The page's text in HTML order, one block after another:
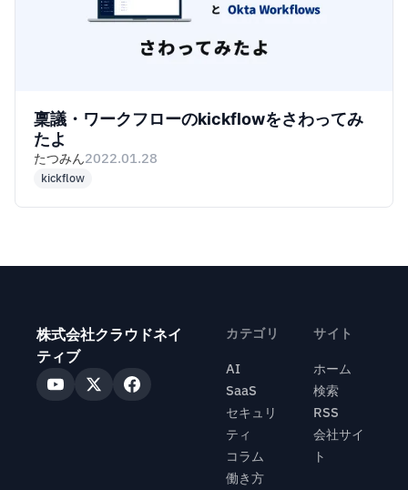
稟議・ワークフローのkickflowをさわってみ
たよ
たつみん2022.01.28
kickflow
株式会社クラウドネイ
ティブ
カテゴリ
AI
SaaS
セキュリ
ティ
コラム
働き方
サイト
ホーム
検索
RSS
会社サイ
ト